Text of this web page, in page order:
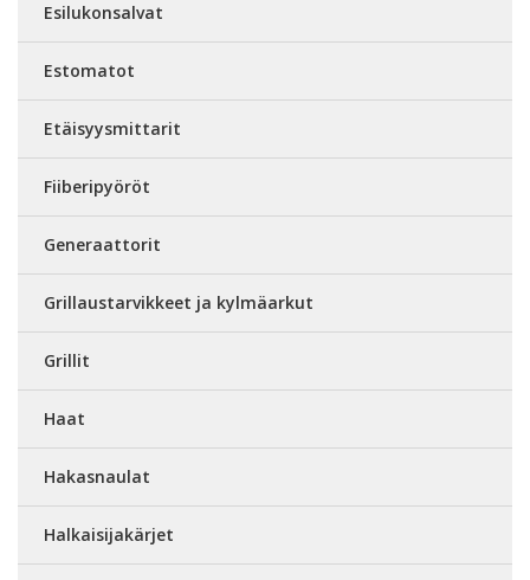
Esilukonsalvat
Estomatot
Etäisyysmittarit
Fiiberipyöröt
Generaattorit
Grillaustarvikkeet ja kylmäarkut
Grillit
Haat
Hakasnaulat
Halkaisijakärjet